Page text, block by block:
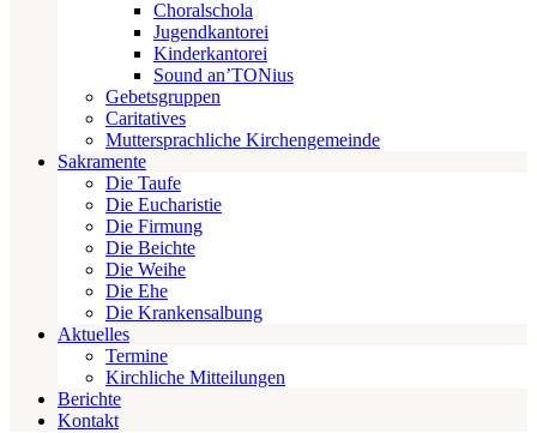
Choralschola
Jugendkantorei
Kinderkantorei
Sound an’TONius
Gebetsgruppen
Caritatives
Muttersprachliche Kirchengemeinde
Sakramente
Die Taufe
Die Eucharistie
Die Firmung
Die Beichte
Die Weihe
Die Ehe
Die Krankensalbung
Aktuelles
Termine
Kirchliche Mitteilungen
Berichte
Kontakt